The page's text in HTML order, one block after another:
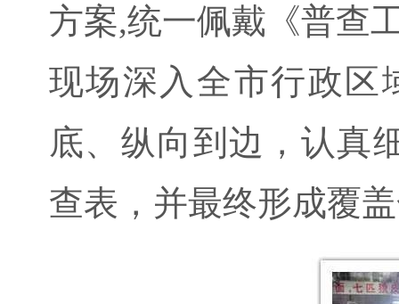
方案,统一佩戴《普查
现场深入全市行政区
底、纵向到边，认真
查表，并最终形成覆